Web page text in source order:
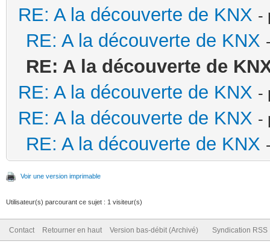
RE: A la découverte de KNX -
RE: A la découverte de KNX
RE: A la découverte de
RE: A la découverte de KNX -
RE: A la découverte de KNX -
RE: A la découverte de KNX
Voir une version imprimable
Utilisateur(s) parcourant ce sujet : 1 visiteur(s)
Contact Retourner en haut Version bas-débit (Archivé) Syndication RSS